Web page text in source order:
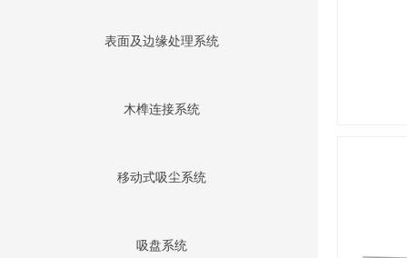
表面及边缘处理系统
木榫连接系统
移动式吸尘系统
吸盘系统